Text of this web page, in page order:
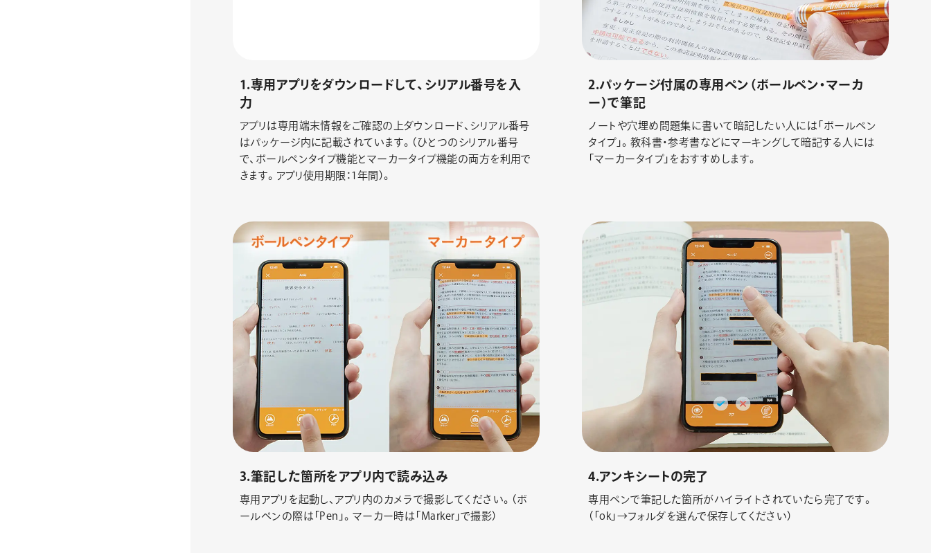
1.専用アプリをダウンロードして、シリアル番号を入
力
アプリは専用端末情報をご確認の上ダウンロード、シリアル番号
はパッケージ内に記載されています。（ひとつのシリアル番号
で、ボールペンタイプ機能とマーカータイプ機能の両方を利用で
きます。アプリ使用期限：1年間）。
2.パッケージ付属の専用ペン（ボールペン・マーカ
ー）で筆記
ノートや穴埋め問題集に書いて暗記したい人には「ボールペン
タイプ」。教科書・参考書などにマーキングして暗記する人には
「マーカータイプ」をおすすめします。
3.筆記した箇所をアプリ内で読み込み
専用アプリを起動し、アプリ内のカメラで撮影してください。（ボ
ールペンの際は「Pen」。マーカー時は「Marker」で撮影）
4.アンキシートの完了
専用ペンで筆記した箇所がハイライトされていたら完了です。
（「ok」→フォルダを選んで保存してください）